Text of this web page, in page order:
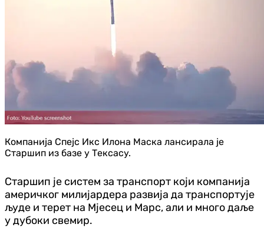
Компанија Спејс Икс Илона Маска лансирала је
Старшип из базе у Тексасу.
Старшип је систем за транспорт који компанија
америчког милијардера развија да транспортује
људе и терет на Мјесец и Марс, али и много даље
у дубоки свемир.